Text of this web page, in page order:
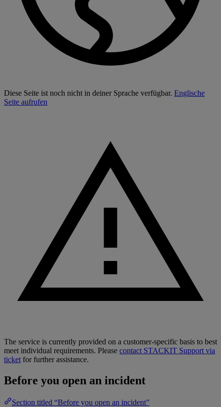
Diese Seite ist noch nicht in deiner Sprache verfügbar. Englische
Seite aufrufen
The service is currently provided on a customer-specific basis to best
meet individual requirements. Please contact STACKIT Support via
ticket for further assistance.
Before you open an incident
Section titled “Before you open an incident”